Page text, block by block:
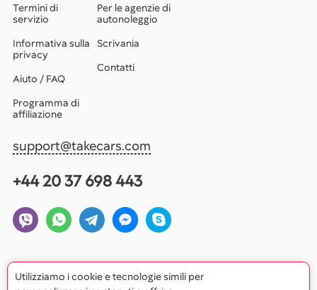
Termini di
servizio
Informativa sulla
privacy
Aiuto / FAQ
Programma di
affiliazione
Per le agenzie di
autonoleggio
Scrivania
Contatti
support@takecars.com
+44 20 37 698 443
Utilizziamo i cookie e tecnologie simili per